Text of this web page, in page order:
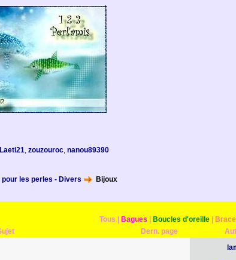
Laeti21, zouzouroc, nanou89390
les perles - Divers Bijoux
Tous
Bagues Boucles d'oreille
Dern. page